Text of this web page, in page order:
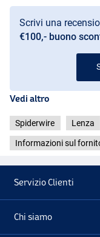
Scrivi una
€100,- buono
Vedi altro
Spiderwire Lenza
Informazioni sul
Servizio Clienti
Chi siamo